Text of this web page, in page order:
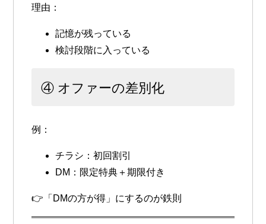
理由：
記憶が残っている
検討段階に入っている
④ オファーの差別化
例：
チラシ：初回割引
DM：限定特典＋期限付き
👉「DMの方が得」にするのが鉄則